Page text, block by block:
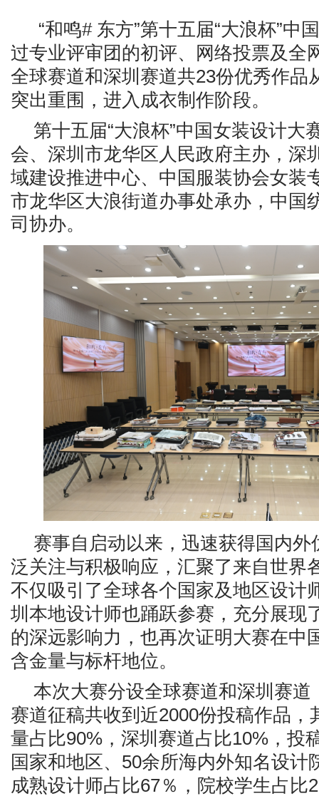
“和鸣# 东方”第十五届“大浪杯”中
过专业评审团的初评、网络投票及全
全球赛道和深圳赛道共23份优秀作品
突出重围，进入成衣制作阶段。
第十五届“大浪杯”中国女装设计大
会、深圳市龙华区人民政府主办，深
域建设推进中心、中国服装协会女装
市龙华区大浪街道办事处承办，中国
司协办。
赛事自启动以来，迅速获得国内外
泛关注与积极响应，汇聚了来自世界
不仅吸引了全球各个国家及地区设计
圳本地设计师也踊跃参赛，充分展现
的深远影响力，也再次证明大赛在中
含金量与标杆地位。
本次大赛分设全球赛道和深圳赛道
赛道征稿共收到近2000份投稿作品，
量占比90%，深圳赛道占比10%，投
国家和地区、50余所海内外知名设计
成熟设计师占比67％，院校学生占比